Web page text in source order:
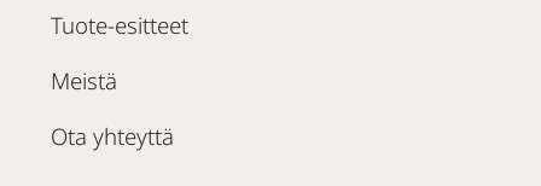
Tuote-esitteet
Meistä
Ota yhteyttä